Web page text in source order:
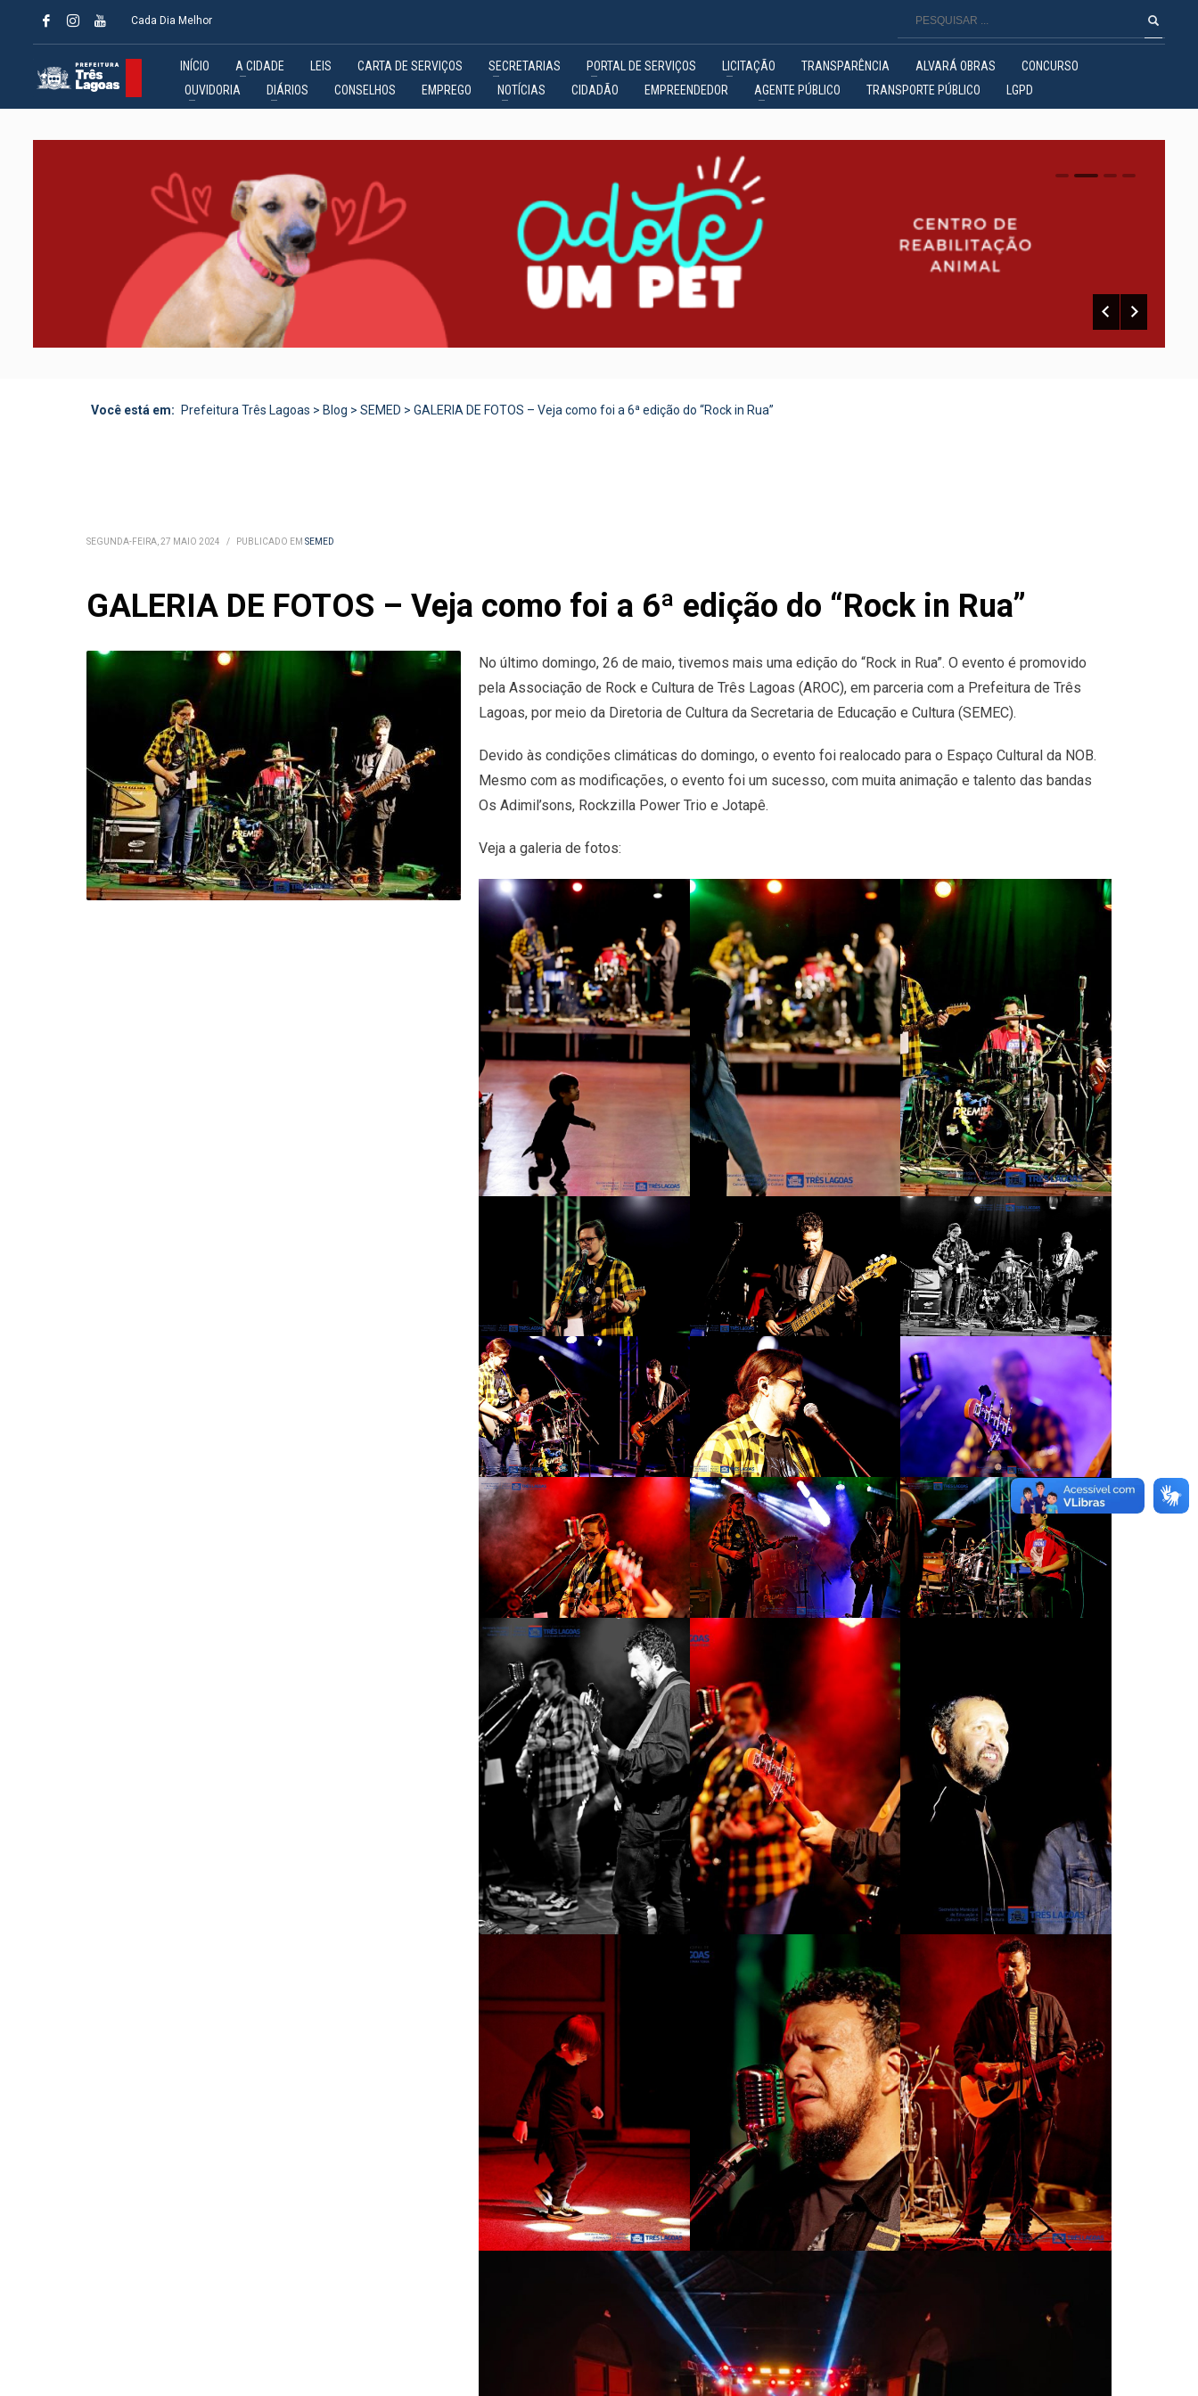
Cada Dia Melhor
INÍCIO A CIDADE LEIS CARTA DE SERVIÇOS SECRETARIAS PORTAL DE SERVIÇOS LICITAÇÃO TRANSPARÊNCIA ALVARÁ OBRAS
CONCURSO
OUVIDORIA
DIÁRIOS CONSELHOS EMPREGO NOTÍCIAS CIDADÃO EMPREENDEDOR AGENTE PÚBLICO TRANSPORTE PÚBLICO LGPD
0 1 2
Você está em: Prefeitura Três Lagoas > Blog > SEMED > GALERIA DE FOTOS – Veja como foi a 6ª edição do “Rock in Rua”
SEGUNDA-FEIRA, 27 MAIO 2024 / PUBLICADO EM SEMED
GALERIA DE FOTOS – Veja como foi a 6ª edição do “Rock in Rua”
No último domingo, 26 de maio, tivemos mais uma edição do “Rock in Rua”. O evento é promovido
pela Associação de Rock e Cultura de Três Lagoas (AROC), em parceria com a Prefeitura de Três
Lagoas, por meio da Diretoria de Cultura da Secretaria de Educação e Cultura (SEMEC).
Devido às condições climáticas do domingo, o evento foi realocado para o Espaço Cultural da NOB.
Mesmo com as modificações, o evento foi um sucesso, com muita animação e talento das bandas
Os Adimil’sons, Rockzilla Power Trio e Jotapê.
Veja a galeria de fotos: